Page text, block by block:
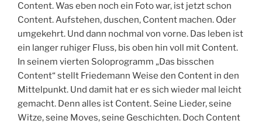
Content. Was eben noch ein Foto war, ist jetzt schon
Content. Aufstehen, duschen, Content machen. Oder
umgekehrt. Und dann nochmal von vorne. Das leben ist
ein langer ruhiger Fluss, bis oben hin voll mit Content.
In seinem vierten Soloprogramm „Das bisschen
Content“ stellt Friedemann Weise den Content in den
Mittelpunkt. Und damit hat er es sich wieder mal leicht
gemacht. Denn alles ist Content. Seine Lieder, seine
Witze, seine Moves, seine Geschichten. Doch Content